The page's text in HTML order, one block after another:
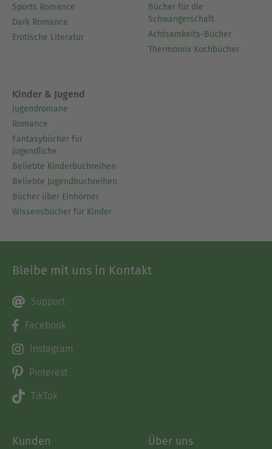
Sports Romance
Dark Romance
Erotische Literatur
Bücher für die
Schwangerschaft
Achtsamkeits-Bücher
Thermomix Kochbücher
Kinder & Jugend
Jugendromane
Romance
Fantasybücher für
Jugendliche
Beliebte Kinderbuchreihen
Beliebte Jugendbuchreihen
Bücher über Einhörner
Wissensbücher für Kinder
Bleibe mit uns in Kontakt
Support
Facebook
Instagram
Pinterest
TikTok
Kunden Über uns